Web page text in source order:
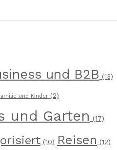
und B2B (13)
und Kinder (2)
und Garten (17)
(10) Reisen (12)